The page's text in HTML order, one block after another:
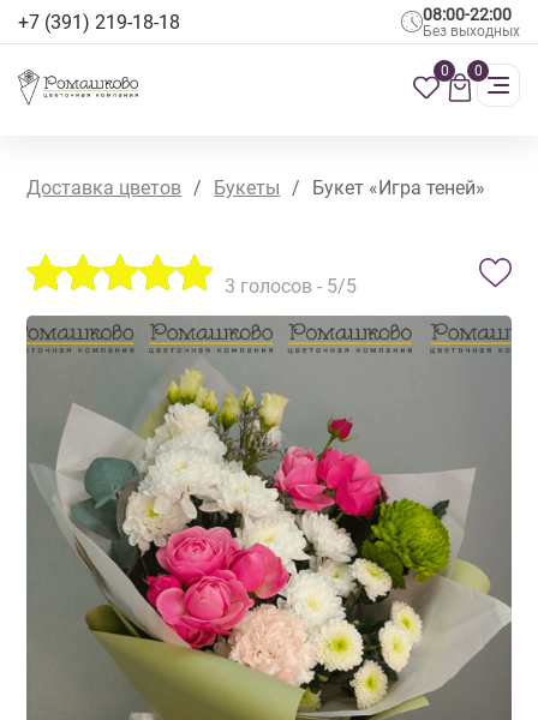
+7 (391) 219-18-18 08:00-22:00
Без выходных
0 0
Доставка цветов / Букеты / Букет «Игра теней»
3 голосов - 5/5